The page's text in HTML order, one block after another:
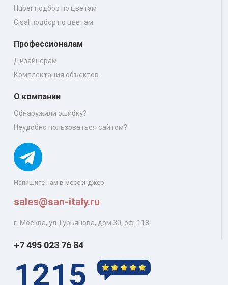
Напишите нам в мессенджер
sales@san-italy.ru
г. Москва, ул. Гурьянова, дом 30, оф. 118
Huber подбор по цветам
Cisal подбор по цветам
Профессионалам
Дизайнерам
Комплектация объектов
О компании
Обнаружили ошибку?
Неудобно пользоваться сайтом?
+7 495 023 76 84
1215